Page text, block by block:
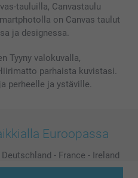
tauluilla, Canvastaulu
on Canvas taulut
ja designessa.
Tyyny valokuvalla,
parhaista kuvistasi.
perheelle ja ystäville.
Euroopassa
Deutschland - France - Ireland
- Schweiz - Suisse -